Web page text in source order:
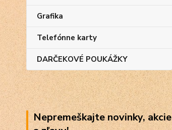
Grafika
Telefónne karty
DARČEKOVÉ POUKÁŽKY
Nepremeškajte novinky, akcie